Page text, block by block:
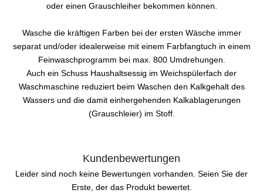
oder einen Grauschleiher bekommen können.
Wasche die kräftigen Farben bei der ersten Wäsche immer
separat und/oder idealerweise mit einem Farbfangtuch in einem
Feinwaschprogramm bei max. 800 Umdrehungen.
Auch ein Schuss Haushaltsessig im Weichspülerfach der
Waschmaschine reduziert beim Waschen den Kalkgehalt des
Wassers und die damit einhergehenden Kalkablagerungen
(Grauschleier) im Stoff.
Kundenbewertungen
Leider sind noch keine Bewertungen vorhanden. Seien Sie der
Erste, der das Produkt bewertet.